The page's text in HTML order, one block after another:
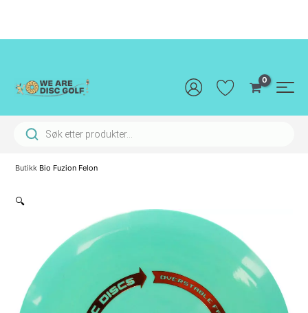
innholdet
Products search
Butikk Bio Fuzion Felon
🔍